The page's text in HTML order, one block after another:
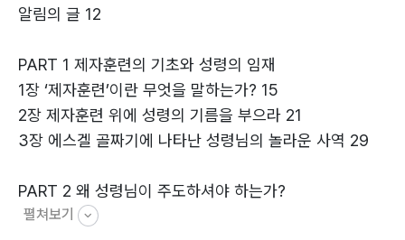
이제 내 힘을 빼고, 성령님이 주도하시는 올바른 출발점에
이 책은 내 중심주의 트랙에서 내려와 성령님의 주권적인
인도하심을 따라가는
진짜 제자훈련의 길로 당신을 안내할 것입니다.
알림의 글 12
PART 1 제자훈련의 기초와 성령의 임재
1장 ‘제자훈련’이란 무엇을 말하는가? 15
2장 제자훈련 위에 성령의 기름을 부으라 21
3장 에스겔 골짜기에 나타난 성령님의 놀라운 사역 29
PART 2 왜 성령님이 주도하셔야 하는가?
4장 왜 성령님이 제자훈련을 주도하셔야 하는가? 45
펼쳐보기